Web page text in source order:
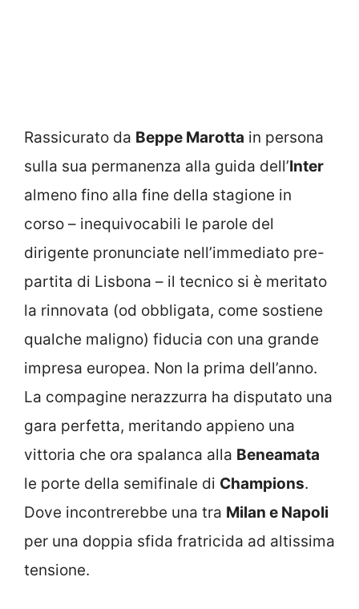
Rassicurato da Beppe Marotta in persona
sulla sua permanenza alla guida dell’Inter
almeno fino alla fine della stagione in
corso – inequivocabili le parole del
dirigente pronunciate nell’immediato pre-
partita di Lisbona – il tecnico si è meritato
la rinnovata (od obbligata, come sostiene
qualche maligno) fiducia con una grande
impresa europea. Non la prima dell’anno.
La compagine nerazzurra ha disputato una
gara perfetta, meritando appieno una
vittoria che ora spalanca alla Beneamata
le porte della semifinale di Champions.
Dove incontrerebbe una tra Milan e Napoli
per una doppia sfida fratricida ad altissima
tensione.